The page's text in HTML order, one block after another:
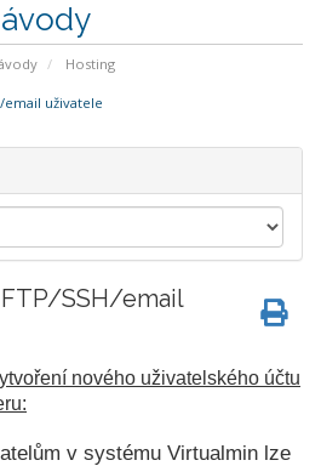
Hosting
uživatele
SSH/email
nového uživatelského účtu
v systému Virtualmin lze